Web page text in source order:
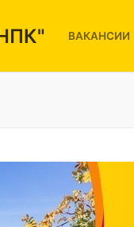
ВАКАНСИИ